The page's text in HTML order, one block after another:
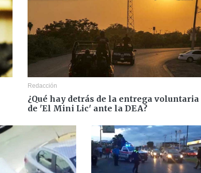
Redacción
¿Qué hay detrás de la entrega voluntaria
de 'El Mini Lic' ante la DEA?